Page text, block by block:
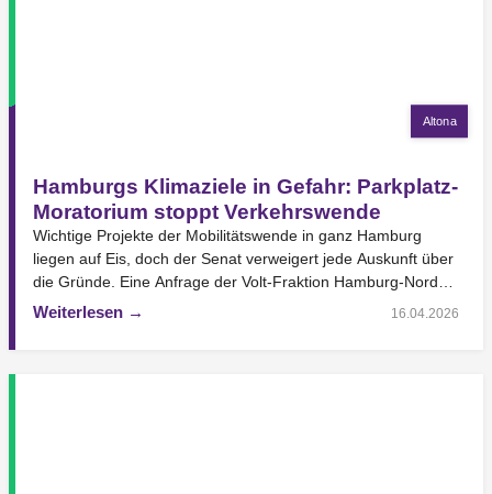
Altona
Hamburgs Klimaziele in Gefahr: Parkplatz-
Moratorium stoppt Verkehrswende
Wichtige Projekte der Mobilitätswende in ganz Hamburg
liegen auf Eis, doch der Senat verweigert jede Auskunft über
die Gründe. Eine Anfrage der Volt-Fraktion Hamburg-Nord…
Weiterlesen →
16.04.2026